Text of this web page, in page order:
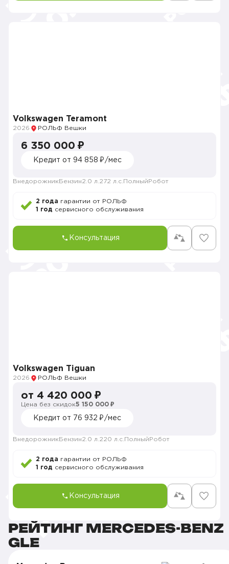
Volkswagen Teramont
2026 РОЛЬФ Вешки
6 350 000 ₽
Кредит от 94 858 ₽/мес
Внедорожник Бензин2.0 л. 272 л.с. Полный Робот
2 года гарантии от РОЛЬФ
1 год сервисного обслуживания
Консультация
Volkswagen Tiguan
2026 РОЛЬФ Вешки
от 4 420 000 ₽
Цена без скидок5 150 000 ₽
Кредит от 76 932 ₽/мес
Внедорожник Бензин2.0 л. 220 л.с. Полный Робот
2 года гарантии от РОЛЬФ
1 год сервисного обслуживания
Консультация
РЕЙТИНГ MERCEDES-BENZ
GLE